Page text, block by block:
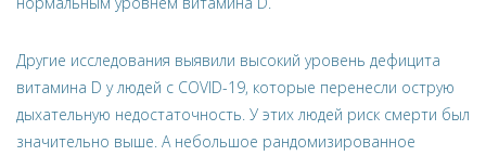
Другие исследования выявили высокий уровень дефицита
витамина D у людей с COVID-19, которые перенесли острую
дыхательную недостаточность. У этих людей риск смерти был
значительно выше. А небольшое рандомизированное